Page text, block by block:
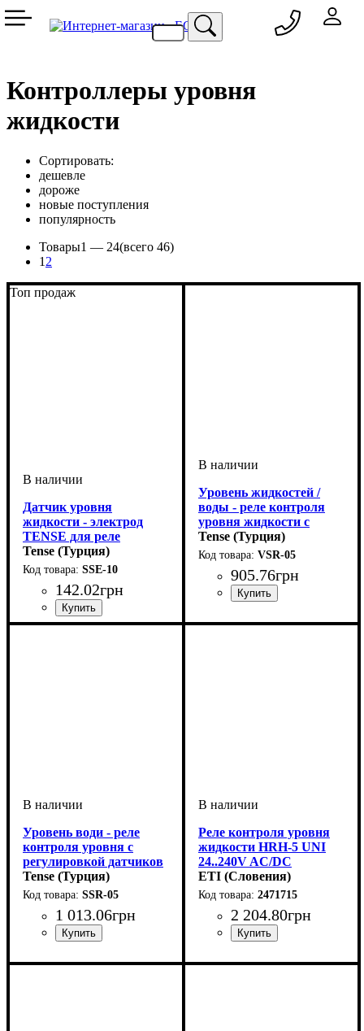
Контроллеры уровня
жидкости
Сортировать:
дешевле
дороже
новые поступления
популярность
Товары1 — 24(всего 46)
1 2
Топ продаж
Датчик уровня
жидкости - электрод
TENSE для реле
контроля уровня
жидкости SSR-05 VSR-
05 SSR-05D MDK-02
Tense (Турция)
SSE-10
142.02грн
Уровень жидкостей /
воды - реле контроля
уровня жидкости c
защитой насоса
Tense (Турция)
VSR-05
905.76грн
Уровень води - реле
контроля уровня с
регулировкой датчиков
Tense (Турция)
SSR-05
1 013.06грн
Реле контроля уровня
жидкости HRH-5 UNI
24..240V AC/DC
(1x16A_AC1) 2471715
ETI (Словения)
2471715
2 204.80грн
контроля и управления
Контроллеры для систем